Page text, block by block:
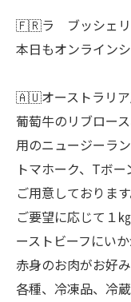
🇫🇷ラ ブッシェ
本日もオンライン
🇦🇺オーストラリ
葡萄牛のリブロー
用のニュージーラ
トマホーク、Tボ
ご用意しております
ご要望に応じて１
ーストビーフにい
赤身のお肉がお好
各種、冷凍品、冷